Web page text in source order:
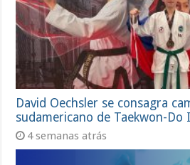
David Oechsler se consagra
sudamericano de Taekwon-Do
4 semanas atrás